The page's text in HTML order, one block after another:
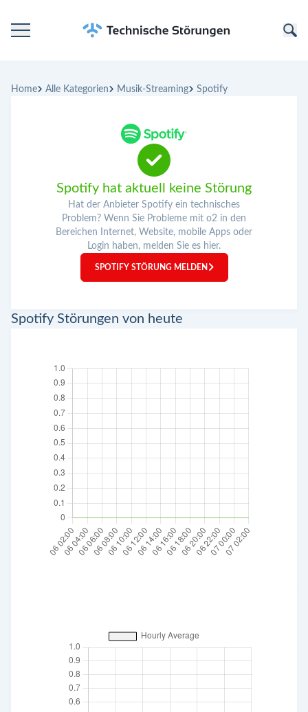
Kategorien
Home Alle Kategorien Musik-Streaming Spotify
Spotify hat aktuell keine Störung
Hat der Anbieter Spotify ein technisches
Problem? Wenn Sie Probleme mit o2 in den
Bereichen Internet, Website, mobile Apps oder
Login haben, melden Sie es hier.
SPOTIFY STÖRUNG MELDEN
Spotify Störungen von heute